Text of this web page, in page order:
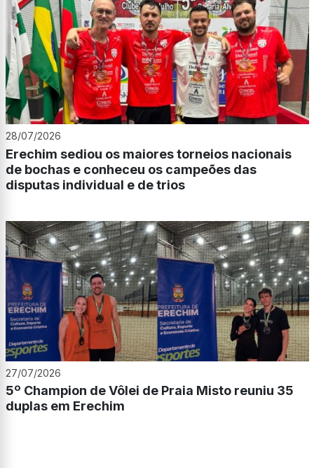
28/07/2026
Erechim sediou os maiores torneios nacionais
de bochas e conheceu os campeões das
disputas individual e de trios
27/07/2026
5º Champion de Vôlei de Praia Misto reuniu 35
duplas em Erechim